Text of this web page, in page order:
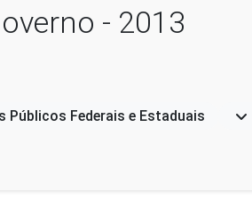
- 2013
Públicos Federais e Estaduais